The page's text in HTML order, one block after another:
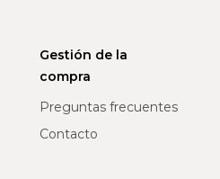
Gestión de la
compra
Preguntas frecuentes
Contacto